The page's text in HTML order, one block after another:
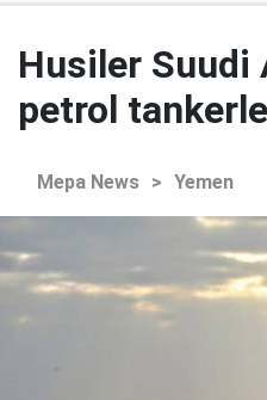
Husiler Suudi
petrol
Mepa News > Yemen